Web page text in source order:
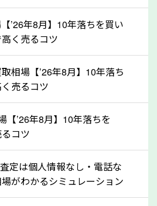
をつけやすくなります。
先に年払いしていた自動車税が
のです。ですから、自動車税の
るほど多く還付されます。不要
きをしたほうが良いでしょう。
金の扱いについて確認し
’26年8月】10年落ちを買い
く売るコツ
相場【’26年8月】10年落ち
売るコツ
【’26年8月】10年落ちを
るコツ
定は個人情報なし・電話な
がわかるシミュレーション